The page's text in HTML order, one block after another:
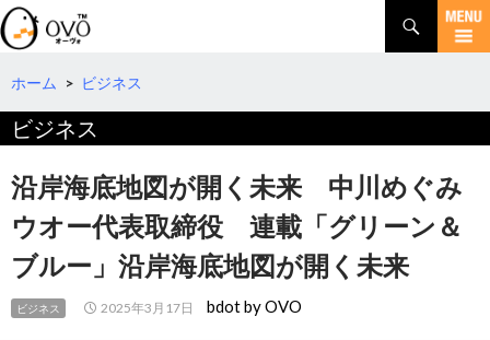
検
索
コ
テ
へ
移
動
ホーム > ビジネス
ビジネス
沿岸海底地図が開く未来 中川めぐみ
ウオー代表取締役 連載「グリーン＆
ブルー」沿岸海底地図が開く未来
ビジネス 2025年3月17日 bdot by OVO